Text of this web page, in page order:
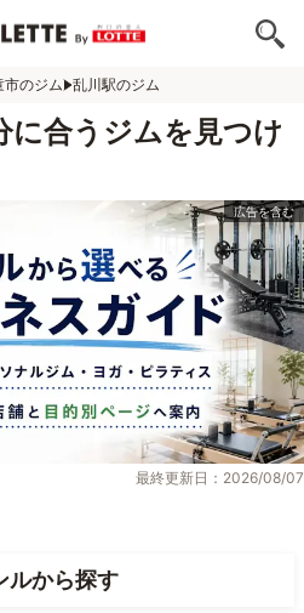
市のジム 乱川駅のジム
に合うジムを見つけ
最終更新日：2026/08/07
ルから探す